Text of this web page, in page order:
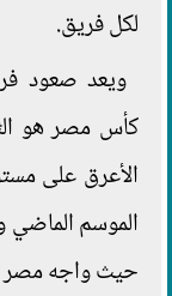
لكل فريق.
كأس مصر هو
الأعرق على
حيث واجه مصر